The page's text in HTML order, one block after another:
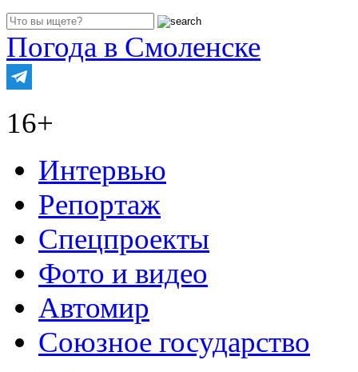
Погода в Смоленске
16+
Интервью
Репортаж
Спецпроекты
Фото и видео
Автомир
Союзное государство